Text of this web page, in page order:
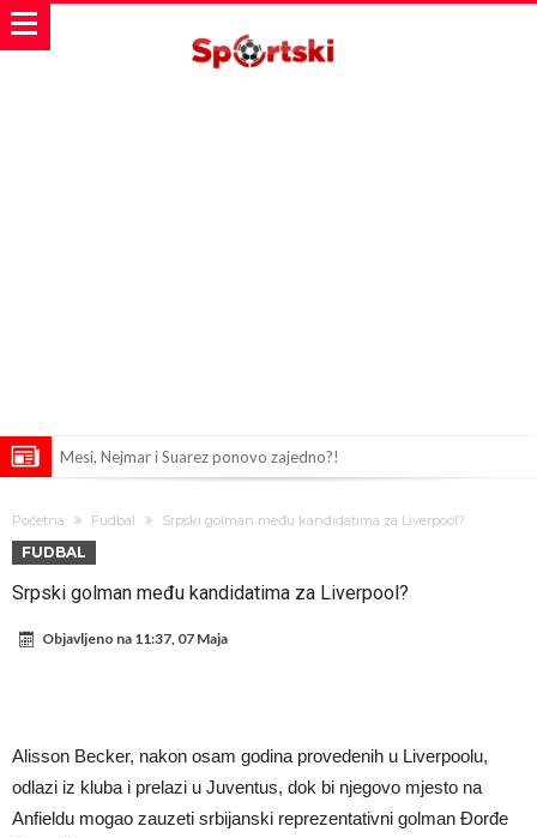
Mesi, Nejmar i Suarez ponovo zajedno?!
miliona eura!
Rashford se vratio u Manchester United. Odbija Tursku i Saudijsku
prihvatio najluđi izazov karijere – sam protiv šestorice (Video)
VIDEO Viralni snimak iz Urugvaja: Ispucana lopta izazvala
saobraćajnu nesreću
U Madridu iznenađeni nevjerovatnom ponudom za Ardu Gulera!
Početna Fudbal Srpski golman među kandidatima za Liverpool?
FUDBAL
Srpski golman među kandidatima za Liverpool?
Objavljeno na 11:37, 07 Maja
Alisson Becker, nakon osam godina provedenih u Liverpoolu,
odlazi iz kluba i prelazi u Juventus, dok bi njegovo mjesto na
Anfieldu mogao zauzeti srbijanski reprezentativni golman Đorđe